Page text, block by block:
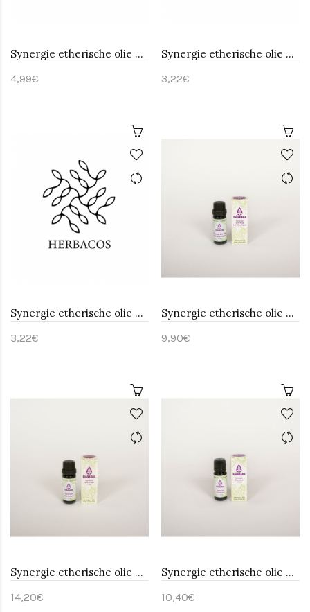
Synergie etherische olie Relax-Huismerk 10 ml
4,99€
Synergie etherische olie Sauna kruid-Huismerk 10 ml
3,22€
Synergie etherische olie Sauna munt-Huismerk 10 ml
3,22€
Synergie etherische olie Anti-mug-Sjankara 11 ml
9,90€
Synergie etherische olie Anti-stress-Sjankara 11 ml
14,20€
Synergie etherische olie Combava-Sjankara 11 ml
10,40€